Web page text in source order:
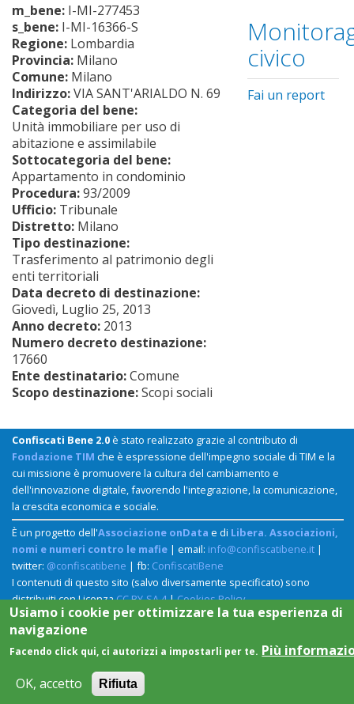
m_bene: I-MI-277453
s_bene: I-MI-16366-S
Regione: Lombardia
Provincia: Milano
Comune: Milano
Indirizzo:VIA SANT'ARIALDO N. 69
Categoria del bene:
Unità immobiliare per uso di
abitazione e assimilabile
Sottocategoria del bene:
Appartamento in condominio
Procedura:93/2009
Ufficio: Tribunale
Distretto: Milano
Tipo destinazione:
Trasferimento al patrimonio degli
enti territoriali
Data decreto di destinazione:
Giovedì, Luglio 25, 2013
Anno decreto: 2013
Numero decreto destinazione:
17660
Ente destinatario:Comune
Scopo destinazione:Scopi sociali
civico
Fai un report
Confiscati Bene 2.0è stato realizzato grazie al contributo di
Fondazione TIM che è espressione dell'impegno sociale di TIM e la
cui missione è promuovere la cultura del cambiamento e
dell'innovazione digitale, favorendo l'integrazione, la comunicazione,
la crescita economica e sociale.
È un progetto dell'Associazione onData e di Libera. Associazioni,
nomi e numeri contro le mafie | email: info@confiscatibene.it |
twitter: @confiscatibene | fb: ConfiscatiBene
I contenuti di questo sito (salvo diversamente specificato) sono
distribuiti con LicenzaCC BY-SA 4|Cookies Policy
Usiamo i cookie per ottimizzare la tua esperienza di
navigazione
Facendo click qui, ci autorizzi a impostarli per te. Più
OK, accetto
Rifiuta